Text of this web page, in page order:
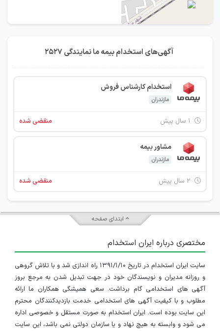
آگهی‌های استخدام بیمه ما نمایندگی 2527
استخدام کارشناس فروش
مازندران
منقضی شده
مشاور بیمه
مازندران
منقضی شده
ابتدای صفحه
مختصری درباره ایران استخدام
سایت ایران استخدام در تاریخ ۱۳۹۱/۱/۱۰ راه اندازی شد و با تلاش گروهی
و روزانه مدیران و نویسندگان خود در جهت تبدیل شدن به مرجع بروز
آگهی های استخدامی گام برداشت. سعی همیشگی همکاران ما ارائه
مطلوب و با کیفیت آگهی های استخدامی خدمت بازدیدکنندگان محترم
این سایت بوده است. ایران استخدام به صورت مستقل و خصوصی اداره
می شود و وابسته به هیچ نهاد و یا سازمان دولتی نمی باشد، این سایت